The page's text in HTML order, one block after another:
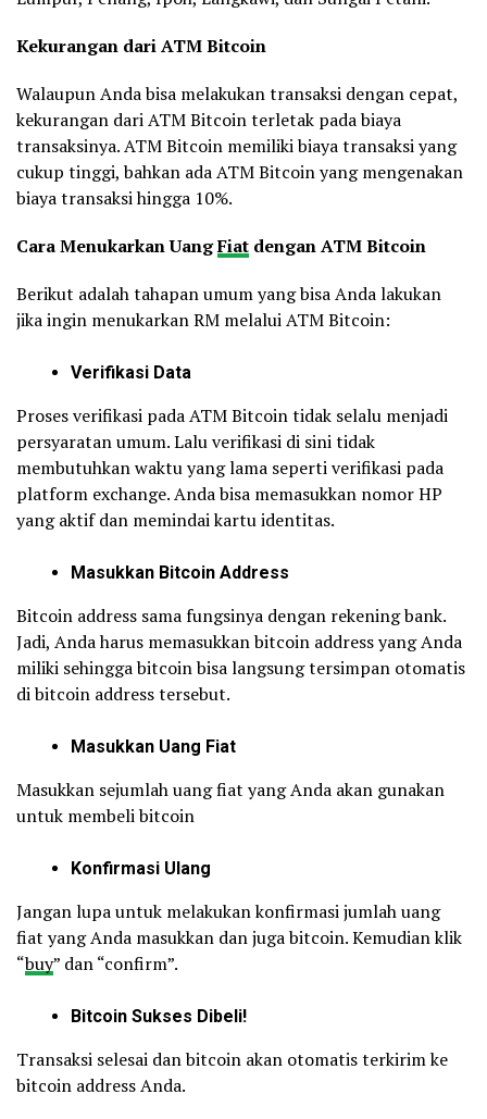
Kekurangan dari ATM Bitcoin
Walaupun Anda bisa melakukan transaksi dengan cepat,
kekurangan dari ATM Bitcoin terletak pada biaya
transaksinya. ATM Bitcoin memiliki biaya transaksi yang
cukup tinggi, bahkan ada ATM Bitcoin yang mengenakan
biaya transaksi hingga 10%.
Cara Menukarkan UangFiat dengan ATM Bitcoin
Berikut adalah tahapan umum yang bisa Anda lakukan
jika ingin menukarkan RM melalui ATM Bitcoin:
Verifikasi Data
Proses verifikasi pada ATM Bitcoin tidak selalu menjadi
persyaratan umum. Lalu verifikasi di sini tidak
membutuhkan waktu yang lama seperti verifikasi pada
platform exchange. Anda bisa memasukkan nomor HP
yang aktif dan memindai kartu identitas.
Masukkan Bitcoin Address
Bitcoin address sama fungsinya dengan rekening bank.
Jadi, Anda harus memasukkan bitcoin address yang Anda
miliki sehingga bitcoin bisa langsung tersimpan otomatis
di bitcoin address tersebut.
Masukkan Uang Fiat
Masukkan sejumlah uang fiat yang Anda akan gunakan
untuk membeli bitcoin
Konfirmasi Ulang
Jangan lupa untuk melakukan konfirmasi jumlah uang
fiat yang Anda masukkan dan juga bitcoin. Kemudian klik
“buy” dan “confirm”.
Bitcoin Sukses Dibeli!
Transaksi selesai dan bitcoin akan otomatis terkirim ke
bitcoin address Anda.